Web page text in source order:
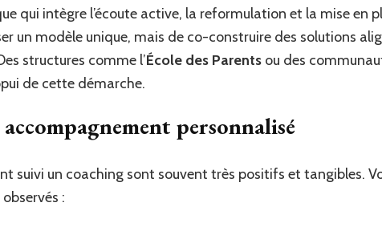
qui intègre l’écoute active, la reformulation et la mise en
un modèle unique, mais de co-construire des solutions
structures comme l’École des Parents ou des
de cette démarche.
accompagnement personnalisé
suivi un coaching sont souvent très positifs et tangibles.
: